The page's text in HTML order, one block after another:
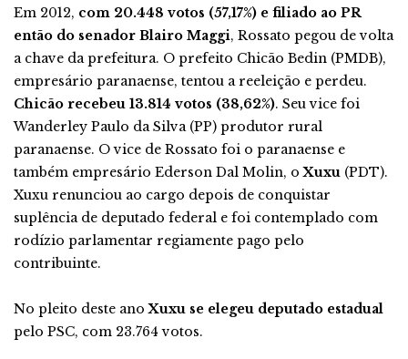
Em 2012, com 20.448 votos (57,17%) e filiado ao PR
então do senador Blairo Maggi, Rossato pegou de volta
a chave da prefeitura. O prefeito Chicão Bedin (PMDB),
empresário paranaense, tentou a reeleição e perdeu.
Chicão recebeu 13.814 votos (38,62%). Seu vice foi
Wanderley Paulo da Silva (PP) produtor rural
paranaense. O vice de Rossato foi o paranaense e
também empresário Ederson Dal Molin, oXuxu (PDT).
Xuxu renunciou ao cargo depois de conquistar
suplência de deputado federal e foi contemplado com
rodízio parlamentar regiamente pago pelo
contribuinte.
No pleito deste anoXuxu se elegeu deputado estadual
pelo PSC, com 23.764 votos.